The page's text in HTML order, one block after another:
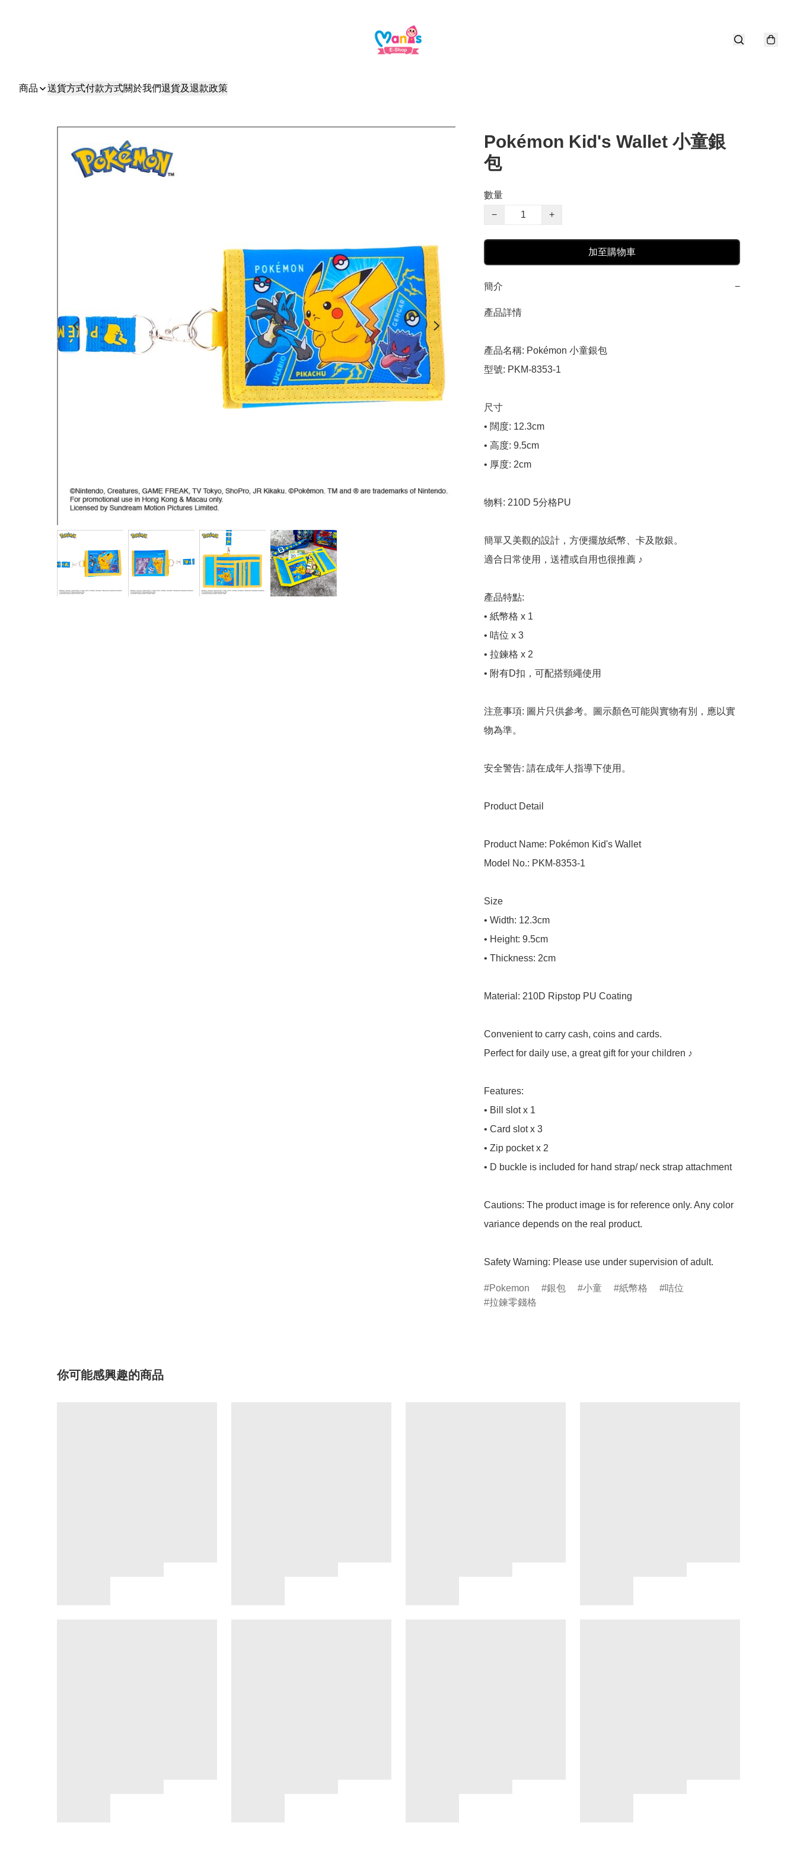
商品 送貨方式付款方式關於我們退貨及退款政策
Pokémon Kid's Wallet 小童銀
包
數量
−
+
加至購物車
簡介 −
產品詳情
產品名稱: Pokémon 小童銀包
型號: PKM-8353-1
尺寸
• 闊度: 12.3cm
• 高度: 9.5cm
• 厚度: 2cm
物料: 210D 5分格PU
簡單又美觀的設計，方便擺放紙幣、卡及散銀。
適合日常使用，送禮或自用也很推薦 ♪
產品特點:
• 紙幣格 x 1
• 咭位 x 3
• 拉鍊格 x 2
• 附有D扣，可配搭頸繩使用
注意事項: 圖片只供參考。圖示顏色可能與實物有別，應以實
物為準。
安全警告: 請在成年人指導下使用。
Product Detail
Product Name: Pokémon Kid's Wallet
Model No.: PKM-8353-1
Size
• Width: 12.3cm
• Height: 9.5cm
• Thickness: 2cm
Material: 210D Ripstop PU Coating
Convenient to carry cash, coins and cards.
Perfect for daily use, a great gift for your children ♪
Features:
• Bill slot x 1
• Card slot x 3
• Zip pocket x 2
• D buckle is included for hand strap/ neck strap attachment
Cautions: The product image is for reference only. Any color
variance depends on the real product.
Safety Warning: Please use under supervision of adult.
Pokemon 銀包 小童 紙幣格
咭位
拉鍊零錢格
你可能感興趣的商品